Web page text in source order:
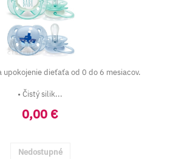
upokojenie dieťaťa od 0 do 6 mesiacov.
• Čistý silik...
0,00 €
Nedostupné